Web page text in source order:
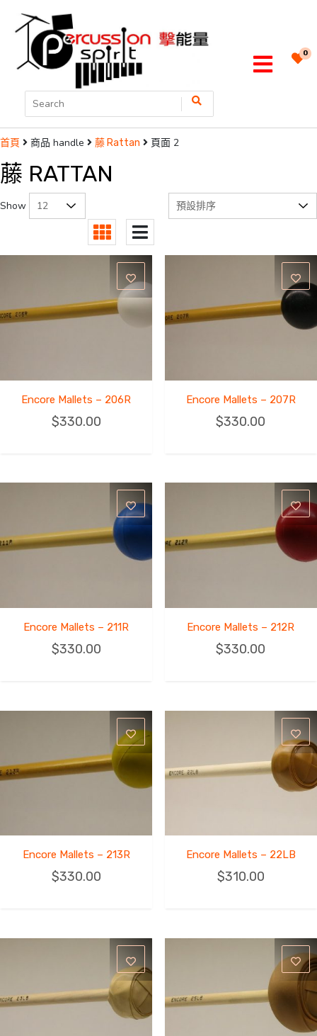
0
首頁 商品 handle 藤 Rattan 頁面 2
藤 RATTAN
Show
Encore Mallets – 206R
$330.00
Encore Mallets – 207R
$330.00
Encore Mallets – 211R
$330.00
Encore Mallets – 212R
$330.00
Encore Mallets – 213R
$330.00
Encore Mallets – 22LB
$310.00